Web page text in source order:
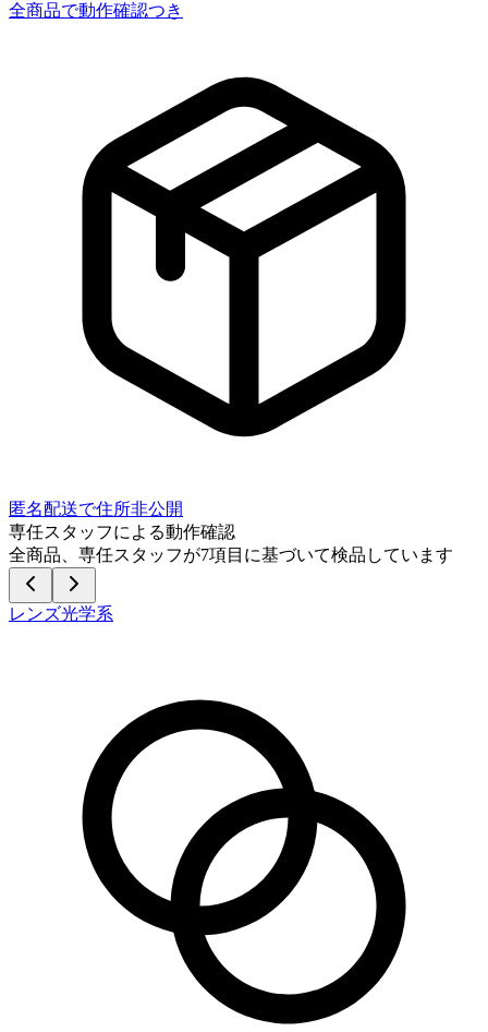
全商品で動作確認つき
匿名配送で住所非公開
専任スタッフによる動作確認
全商品、専任スタッフが7項目に基づいて検品しています
レンズ光学系